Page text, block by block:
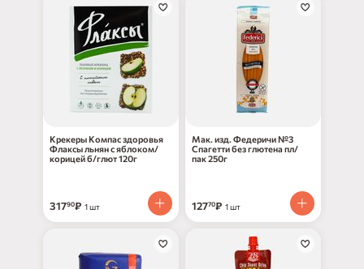
Крекеры Компас здоровья
Флаксы льнян с яблоком/
корицей б/глют 120г
31790₽ 1 шт
Мак. изд. Федеричи №3
Спагетти без глютена пл/
пак 250г
12770₽ 1 шт